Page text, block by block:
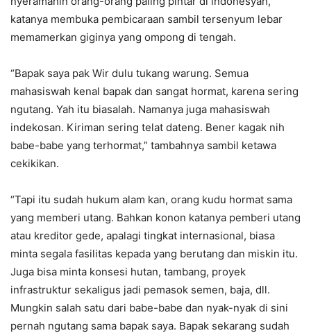
katanya membuka pembicaraan sambil tersenyum lebar
memamerkan giginya yang ompong di tengah.
“Bapak saya pak Wir dulu tukang warung. Semua
mahasiswah kenal bapak dan sangat hormat, karena sering
ngutang. Yah itu biasalah. Namanya juga mahasiswah
indekosan. Kiriman sering telat dateng. Bener kagak nih
babe-babe yang terhormat,” tambahnya sambil ketawa
cekikikan.
“Tapi itu sudah hukum alam kan, orang kudu hormat sama
yang memberi utang. Bahkan konon katanya pemberi utang
atau kreditor gede, apalagi tingkat internasional, biasa
minta segala fasilitas kepada yang berutang dan miskin itu.
Juga bisa minta konsesi hutan, tambang, proyek
infrastruktur sekaligus jadi pemasok semen, baja, dll.
Mungkin salah satu dari babe-babe dan nyak-nyak di sini
pernah ngutang sama bapak saya. Bapak sekarang sudah